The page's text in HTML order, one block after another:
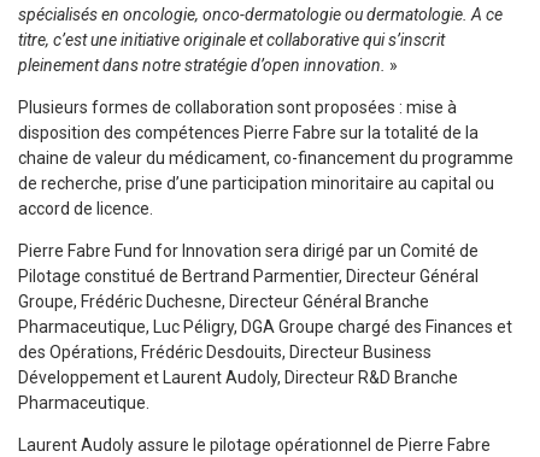
spécialisés en oncologie, onco-dermatologie ou dermatologie. A ce
titre, c’est une initiative originale et collaborative qui s’inscrit
pleinement dans notre stratégie d’open innovation. »
Plusieurs formes de collaboration sont proposées : mise à
disposition des compétences Pierre Fabre sur la totalité de la
chaine de valeur du médicament, co-financement du programme
de recherche, prise d’une participation minoritaire au capital ou
accord de licence.
Pierre Fabre Fund for Innovation sera dirigé par un Comité de
Pilotage constitué de Bertrand Parmentier, Directeur Général
Groupe, Frédéric Duchesne, Directeur Général Branche
Pharmaceutique, Luc Péligry, DGA Groupe chargé des Finances et
des Opérations, Frédéric Desdouits, Directeur Business
Développement et Laurent Audoly, Directeur R&D Branche
Pharmaceutique.
Laurent Audoly assure le pilotage opérationnel de Pierre Fabre